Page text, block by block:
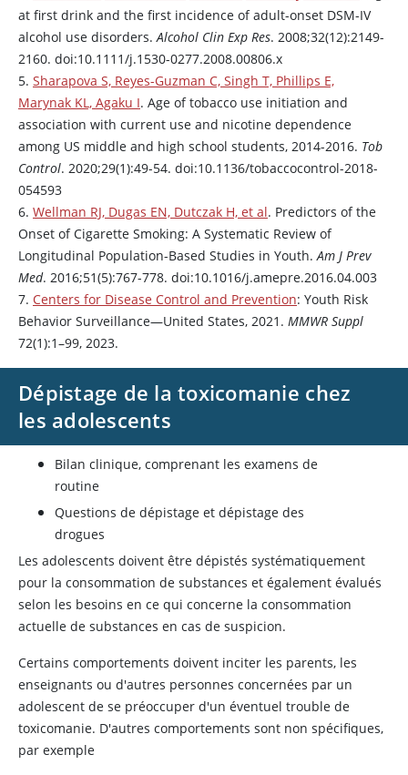
at first drink and the first incidence of adult-onset DSM-IV
alcohol use disorders.Alcohol Clin Exp Res. 2008;32(12):2149-
2160. doi:10.1111/j.1530-0277.2008.00806.x
5. Sharapova S, Reyes-Guzman C, Singh T, Phillips E,
Marynak KL, Agaku I. Age of tobacco use initiation and
association with current use and nicotine dependence
among US middle and high school students, 2014-2016. Tob
Control. 2020;29(1):49-54. doi:10.1136/tobaccocontrol-2018-
054593
6. Wellman RJ, Dugas EN, Dutczak H, et al. Predictors of the
Onset of Cigarette Smoking: A Systematic Review of
Longitudinal Population-Based Studies in Youth.Am J Prev
Med. 2016;51(5):767-778. doi:10.1016/j.amepre.2016.04.003
7. Centers for Disease Control and Prevention: Youth Risk
Behavior Surveillance—United States, 2021. MMWR Suppl
72(1):1–99, 2023.
Dépistage de la toxicomanie chez
les adolescents
Bilan clinique, comprenant les examens de
routine
Questions de dépistage et dépistage des
drogues
Les adolescents doivent être dépistés systématiquement
pour la consommation de substances et également évalués
selon les besoins en ce qui concerne la consommation
actuelle de substances en cas de suspicion.
Certains comportements doivent inciter les parents, les
enseignants ou d'autres personnes concernées par un
adolescent de se préoccuper d'un éventuel trouble de
toxicomanie. D'autres comportements sont non spécifiques,
par exemple